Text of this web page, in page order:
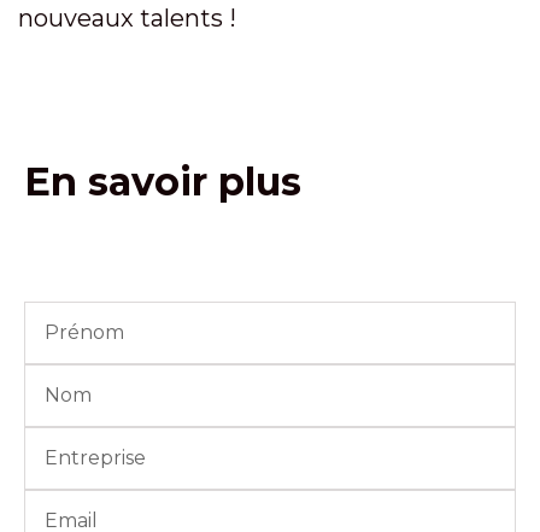
nouveaux talents !
En savoir plus